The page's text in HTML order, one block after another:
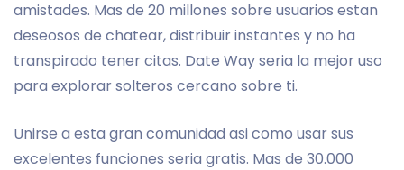
amistades. Mas de 20 millones sobre usuarios estan
deseosos de chatear, distribuir instantes y no ha
transpirado tener citas. Date Way seri­a la mejor uso
para explorar solteros cercano sobre ti.
Unirse a esta gran comunidad asi­ como usar sus
excelentes funciones seri­a gratis. Mas de 30.000